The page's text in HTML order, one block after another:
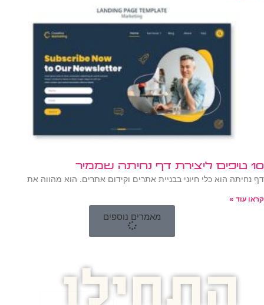
10 טיפים ליצירת דף נחיתה שממיר
דף נחיתה הוא כלי חיוני בבניית אתרים וקידום אתרים. הוא מהווה את
קראו עוד »
מאמרים נוספים
התחילו